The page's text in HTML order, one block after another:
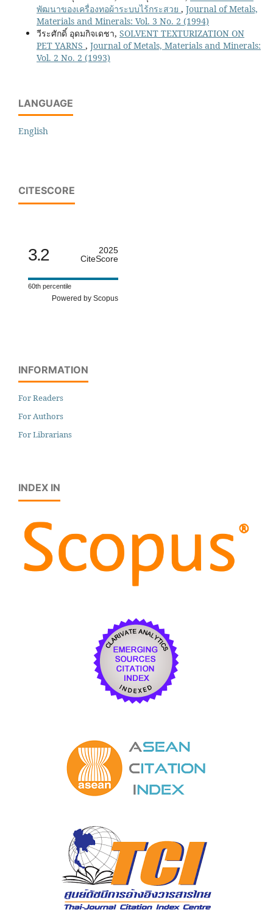
พัฒนาของเครื่องทอผ้าระบบไร้กระสวย , Journal of Metals,
Materials and Minerals: Vol. 3 No. 2 (1994)
วีระศักดิ์ อุดมกิจเดชา, SOLVENT TEXTURIZATION ON
PET YARNS , Journal of Metals, Materials and Minerals:
Vol. 2 No. 2 (1993)
LANGUAGE
English
CITESCORE
3.2
2025
CiteScore
60th percentile
Powered by Scopus
INFORMATION
For Readers
For Authors
For Librarians
INDEX IN